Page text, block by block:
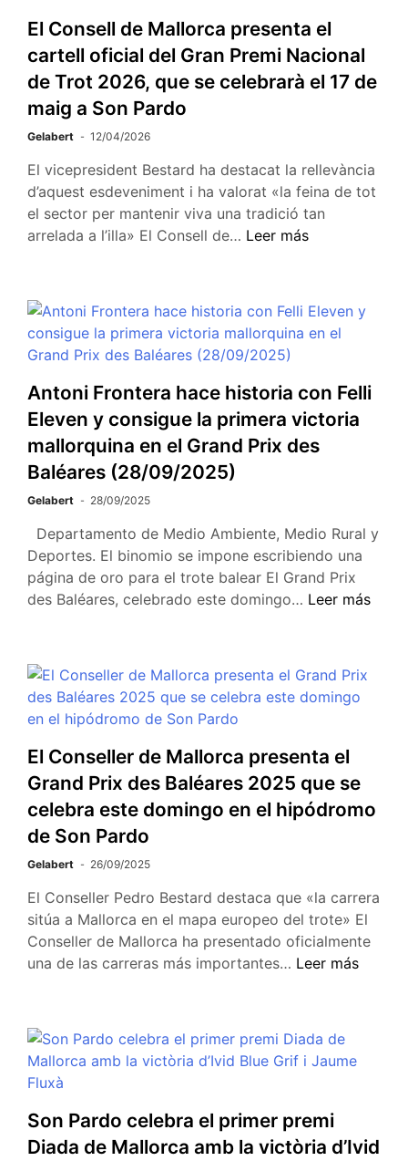
El Consell de Mallorca presenta el
cartell oficial del Gran Premi Nacional
de Trot 2026, que se celebrarà el 17 de
maig a Son Pardo
Gelabert 12/04/2026
El vicepresident Bestard ha destacat la rellevància
d’aquest esdeveniment i ha valorat «la feina de tot
el sector per mantenir viva una tradició tan
arrelada a l’illa» El Consell de… Leer más
Antoni Frontera hace historia con Felli
Eleven y consigue la primera victoria
mallorquina en el Grand Prix des
Baléares (28/09/2025)
Gelabert 28/09/2025
Departamento de Medio Ambiente, Medio Rural y
Deportes. El binomio se impone escribiendo una
página de oro para el trote balear El Grand Prix
des Baléares, celebrado este domingo… Leer más
El Conseller de Mallorca presenta el
Grand Prix des Baléares 2025 que se
celebra este domingo en el hipódromo
de Son Pardo
Gelabert 26/09/2025
El Conseller Pedro Bestard destaca que «la carrera
sitúa a Mallorca en el mapa europeo del trote» El
Conseller de Mallorca ha presentado oficialmente
una de las carreras más importantes… Leer más
Son Pardo celebra el primer premi
Diada de Mallorca amb la victòria d’Ivid